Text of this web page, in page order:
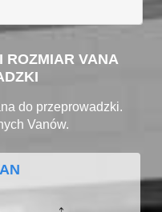
ROZMIAR VANA
do przeprowadzki.
Vanów.